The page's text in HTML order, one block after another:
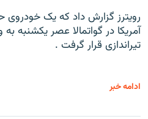
رویترز گزارش داد که یک
آمریکا در گواتمالا عصر
تیراندازی قرار گرفت .
ادامه خبر